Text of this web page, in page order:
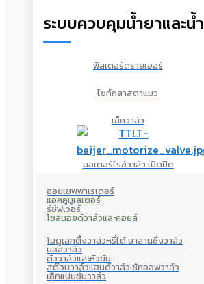
ระบบควบคุมน้ำยาและน้ำ
ฟิลเตอร์ดรายเออร์
ไซท์กลาสตาแมว
เช็ควาล์ว
มอเตอร์ไรซ์วาล์ว เปิดปิด
ออยเซพพาเรเตอร์
แอคคูมูเลเตอร์
รีซีฟเวอร์
โซลินอยด์วาล์วและคอยล์
โมดูเลทติ้งวาล์วหรี่ได้ บาลานซิ่งวาล์ว
บอลวาล์ว
ตัววาล์วและหัวขับ
สต๊อบวาล์วแฮนด์วาล์ว ชัทออฟวาล์ว
เอ็กแปนชั่นวาล์ว